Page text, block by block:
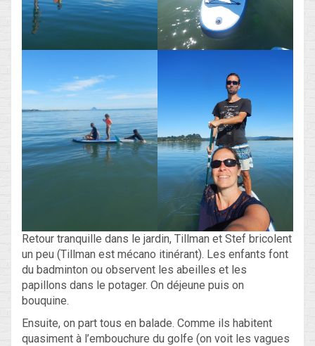
Retour tranquille dans le jardin, Tillman et Stef bricolent
un peu (Tillman est mécano itinérant). Les enfants font
du badminton ou observent les abeilles et les
papillons dans le potager. On déjeune puis on
bouquine.
Ensuite, on part tous en balade. Comme ils habitent
quasiment à l’embouchure du golfe (on voit les vagues